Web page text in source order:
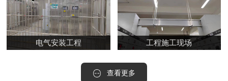
电气安装工程 工程施工现场
查看更多